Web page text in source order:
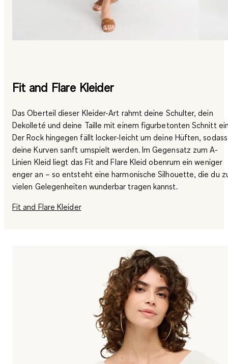
Fit and Flare Kleider
Das Oberteil dieser Kleider-Art rahmt deine Schulter, dein
Dekolleté und deine Taille mit einem figurbetonten Schnitt
Der Rock hingegen fällt locker-leicht um deine Hüften, sodass
deine Kurven sanft umspielt werden. Im Gegensatz zum A-
Linien Kleid liegt das Fit and Flare Kleid obenrum ein weniger
enger an – so entsteht eine harmonische Silhouette, die du
vielen Gelegenheiten wunderbar tragen kannst.
Fit and Flare Kleider